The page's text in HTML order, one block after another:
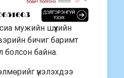
мужийн шүүхийн
бичиг баримт
болсон байна.
үнэлэхдээ